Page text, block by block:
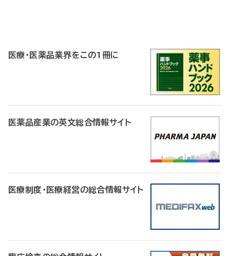
医療・医薬品業界をこの1冊に
医薬品産業の英文総合情報サイト
医療制度・医療経営の総合情報サイト